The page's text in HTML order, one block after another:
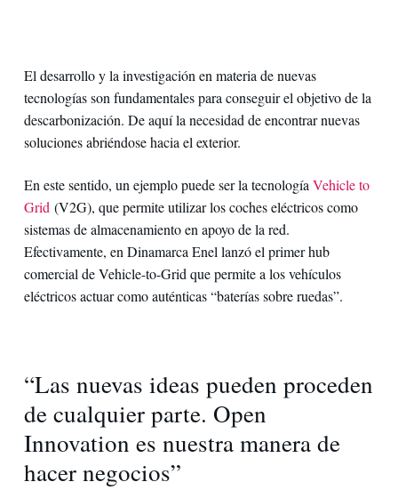
El desarrollo y la investigación en materia de nuevas
tecnologías son fundamentales para conseguir el objetivo de la
descarbonización. De aquí la necesidad de encontrar nuevas
soluciones abriéndose hacia el exterior.
En este sentido, un ejemplo puede ser la tecnología Vehicle to
Grid (V2G), que permite utilizar los coches eléctricos como
sistemas de almacenamiento en apoyo de la red.
Efectivamente, en Dinamarca Enel lanzó el primer hub
comercial de Vehicle-to-Grid que permite a los vehículos
eléctricos actuar como auténticas “baterías sobre ruedas”.
“Las nuevas ideas pueden proceden
de cualquier parte. Open
Innovation es nuestra manera de
hacer negocios”